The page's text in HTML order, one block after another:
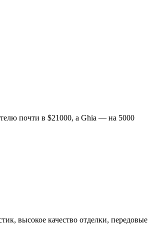
почти в $21000, а Ghia — на 5000
высокое качество отделки, передовые